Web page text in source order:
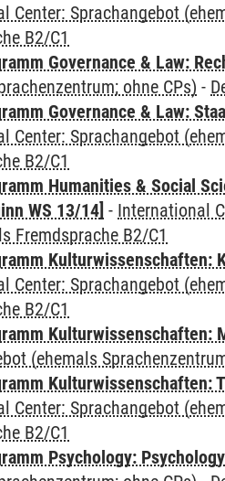
Center: Sprachangebot
B2/C1
Governance & Law:
ohne CPs) -
Governance & Law:
Center: Sprachangebot
B2/C1
Humanities & Social
WS 13/14] - International
Fremdsprache B2/C1
Kulturwissenschaften:
Center: Sprachangebot
B2/C1
Kulturwissenschaften:
(ehemals
Kulturwissenschaften:
Center: Sprachangebot
B2/C1
Psychology: